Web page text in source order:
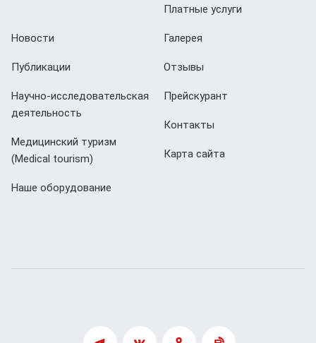
Платные услуги
Новости
Публикации
Научно-исследовательская
деятельность
Медицинский туризм
(Мedical tourism)
Наше оборудование
Галерея
Отзывы
Прейскурант
Контакты
Карта сайта